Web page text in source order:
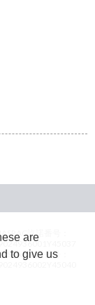
許諾番号：
許諾番号：
are
to give us